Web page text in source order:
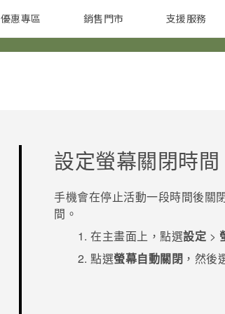
智慧型手機 配件
優惠專區
焦點訊息 校園專案 企業採購
銷售門市
銷售通路 支援服務
設定螢幕關閉時間
手機會在停止活動一段時間後關
間。
在主畫面上，點選設定 >
點選螢幕自動關閉 ，然後